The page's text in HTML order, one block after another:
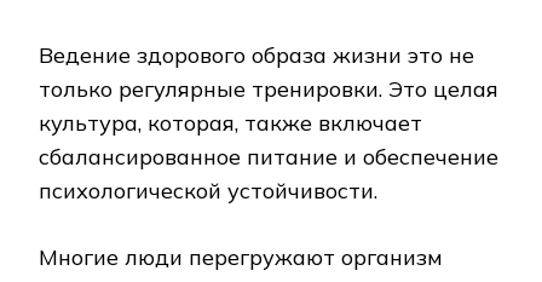
Ведение здорового образа жизни это не
только регулярные тренировки. Это целая
культура, которая, также включает
сбалансированное питание и обеспечение
психологической устойчивости.
Многие люди перегружают организм